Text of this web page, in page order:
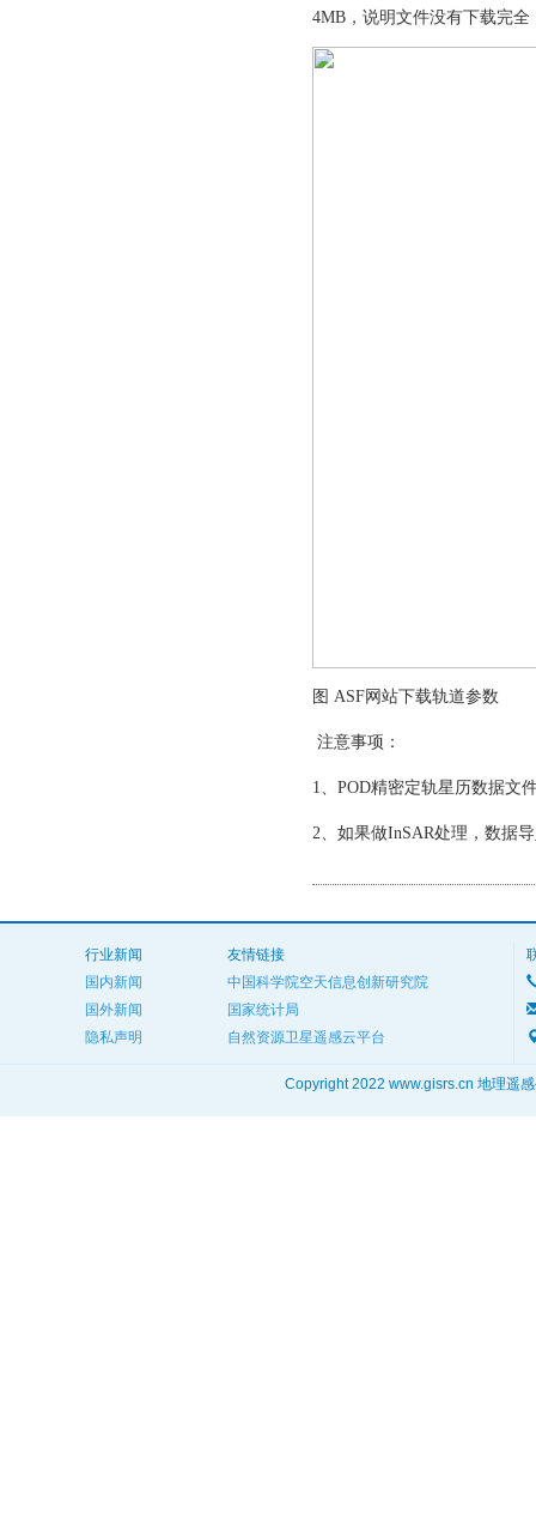
4MB，说明文件没有下载完全
图 ASF网站下载轨道参数
注意事项：
1、POD精密定轨星历数据文
2、如果做InSAR处理，数据
行业新闻
国内新闻
国外新闻
隐私声明
友情链接
中国科学院空天信息创新研究院
国家统计局
自然资源卫星遥感云平台
Copyright 2022 www.gisrs.cn 地理遥